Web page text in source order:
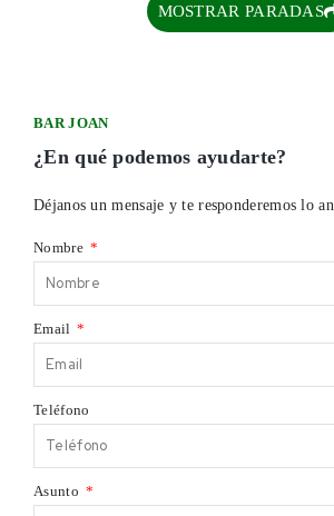
MOSTRAR PARADAS
BAR JOAN
¿En qué podemos ayudarte?
Déjanos un mensaje y te responderemos lo
Nombre
Email
Teléfono
Asunto